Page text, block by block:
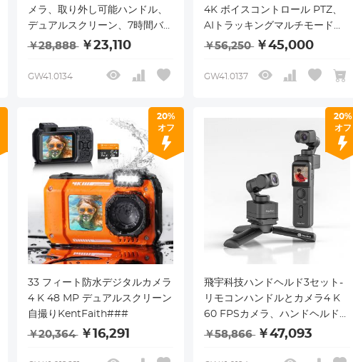
メラ、取り外し可能ハンドル、
デュアルスクリーン、7時間バッ
テリー持続、170°視界
￥28,888 ￥23,110
GW41.0134
4K ボイスコントロール PTZ、
AIトラッキングマルチモード＆
オートフォーカス、1/1.5インチ
スチャー制御、60 FPS、HDR
￥56,250 ￥45,000
GW41.0137
20%
オフ
33 フィート防水デジタルカメラ
4 K 48 MP デュアルスクリーン
自撮りKentFaith###
￥20,364 ￥16,291
20%
オフ
飛宇科技ハンドヘルド3セット-
リモコンハンドルとカメラ4 K
60 FPSカメラ、ハンドヘルド3
軸スタビライザー付き、ハンド
￥58,866 ￥47,093